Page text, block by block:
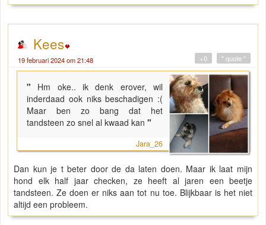
Kees
19 februari 2024 om 21:48 " quote "
+0
" Hm oke.. ik denk erover, wil
inderdaad ook niks beschadigen :(
Maar ben zo bang dat het
tandsteen zo snel al kwaad kan "
Jara_26
Dan kun je t beter door de da laten doen. Maar ik laat mijn
hond elk half jaar checken, ze heeft al jaren een beetje
tandsteen. Ze doen er niks aan tot nu toe. Blijkbaar is het niet
altijd een probleem.